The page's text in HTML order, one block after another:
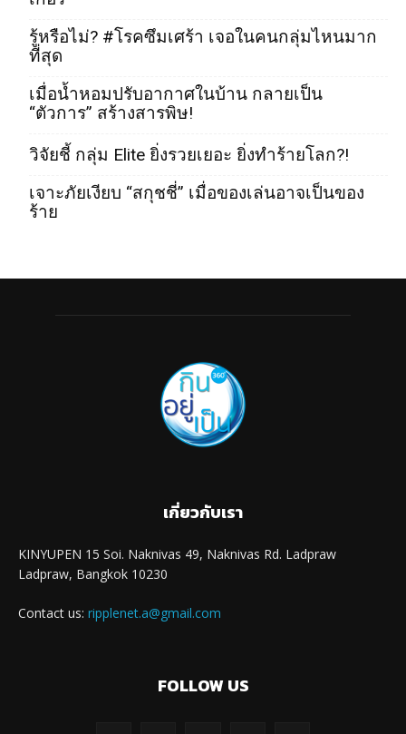
รู้หรือไม่? #โรคซึมเศร้า เจอในคนกลุ่มไหนมาก
ที่สุด
เมื่อน้ำหอมปรับอากาศในบ้าน กลายเป็น
“ตัวการ” สร้างสารพิษ!
วิจัยชี้ กลุ่ม Elite ยิ่งรวยเยอะ ยิ่งทำร้ายโลก?!
เจาะภัยเงียบ “สกุชชี่” เมื่อของเล่นอาจเป็นของ
ร้าย
เกี่ยวกับเรา
KINYUPEN 15 Soi. Naknivas 49, Naknivas Rd. Ladpraw
Ladpraw, Bangkok 10230
Contact us: ripplenet.a@gmail.com
FOLLOW US